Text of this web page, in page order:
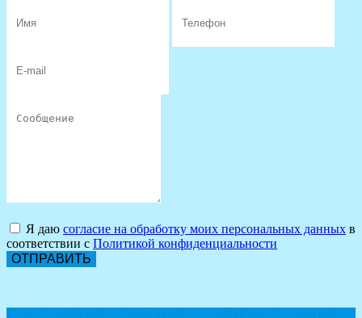
Я даю согласие на обработку моих персональных данных в
соответствии с Политикой конфиденциальности
ОТПРАВИТЬ